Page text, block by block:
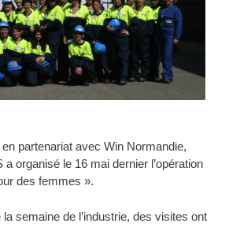
partenariat avec Win Normandie,
organisé le 16 mai dernier l’opération
des femmes ».
semaine de l’industrie, des visites ont